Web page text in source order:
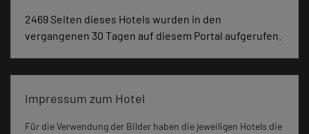
2469 Seiten dieses Hotels wurden in den
vergangenen 30 Tagen auf diesem Portal aufgerufen.
Impressum zum Hotel
Für die Verwendung der Bilder haben die jeweiligen Hotels die